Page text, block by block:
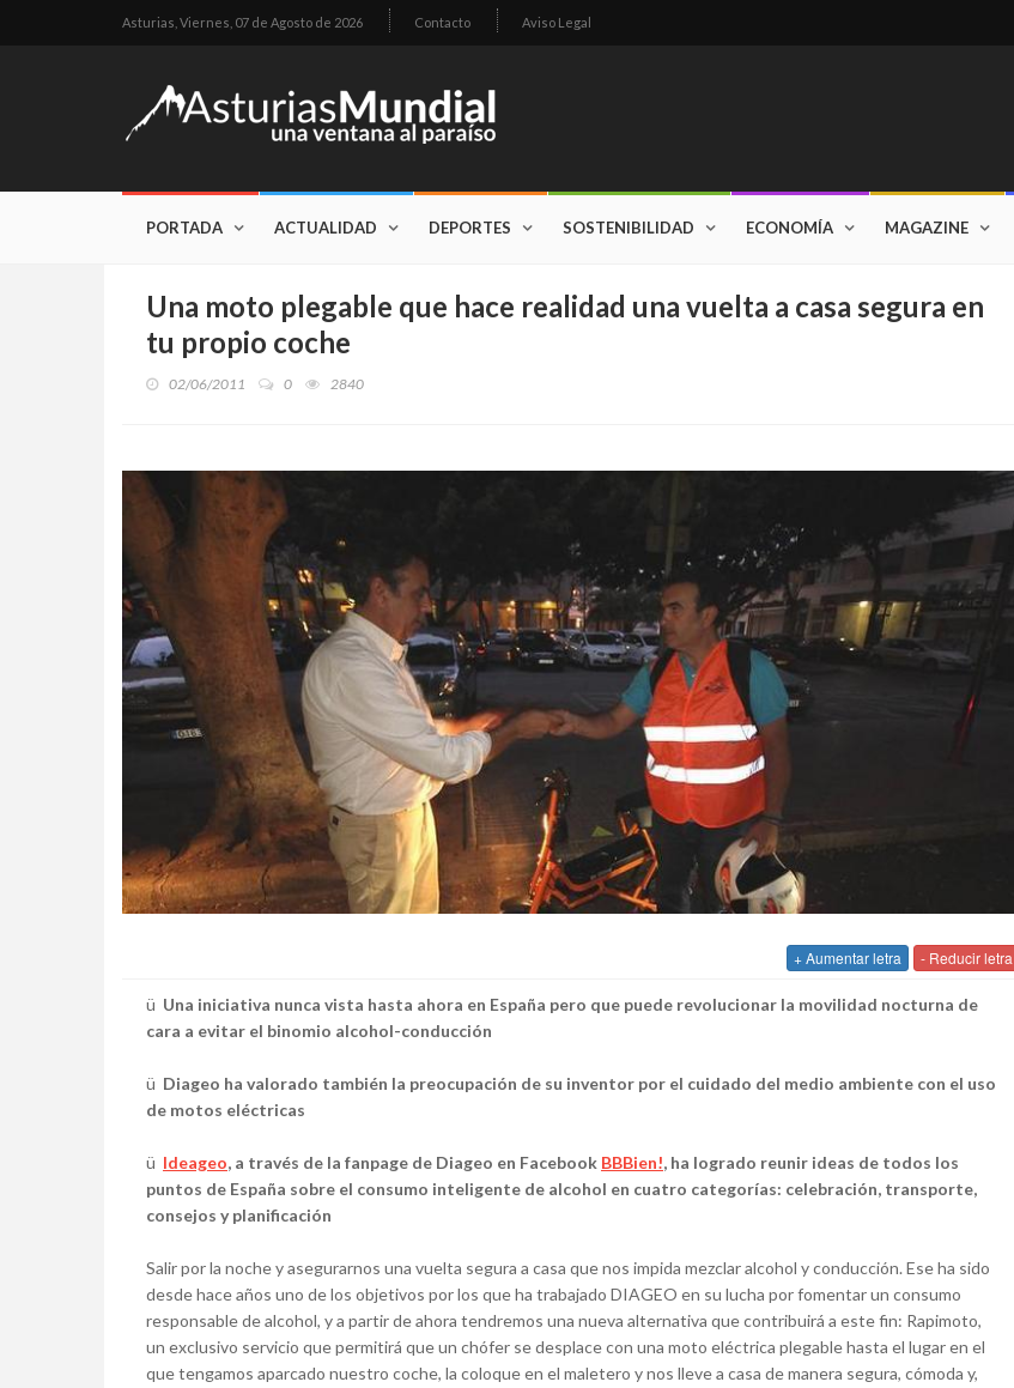
Asturias, Viernes, 07 de Agosto de 2026 Contacto Aviso Legal
PORTADA ACTUALIDAD DEPORTES SOSTENIBILIDAD ECONOMÍA MAGAZINE
Una moto plegable que hace realidad una vuelta a casa segura en
tu propio coche
02/06/2011 0 2840
+ Aumentar letra - Reducir letra
ü Una iniciativa nunca vista hasta ahora en España pero que puede revolucionar la movilidad nocturna de
cara a evitar el binomio alcohol-conducción
ü Diageo ha valorado también la preocupación de su inventor por el cuidado del medio ambiente con el uso
de motos eléctricas
ü Ideageo, a través de la fanpage de Diageo en Facebook BBBien!, ha logrado reunir ideas de todos los
puntos de España sobre el consumo inteligente de alcohol en cuatro categorías: celebración, transporte,
consejos y planificación
Salir por la noche y asegurarnos una vuelta segura a casa que nos impida mezclar alcohol y conducción. Ese ha sido
desde hace años uno de los objetivos por los que ha trabajado DIAGEO en su lucha por fomentar un consumo
responsable de alcohol, y a partir de ahora tendremos una nueva alternativa que contribuirá a este fin: Rapimoto,
un exclusivo servicio que permitirá que un chófer se desplace con una moto eléctrica plegable hasta el lugar en el
que tengamos aparcado nuestro coche, la coloque en el maletero y nos lleve a casa de manera segura, cómoda y,